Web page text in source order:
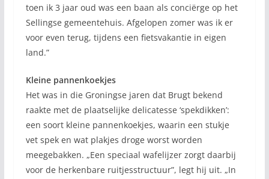
toen ik 3 jaar oud was een baan als conciërge op het
Sellingse gemeentehuis. Afgelopen zomer was ik er
voor even terug, tijdens een fietsvakantie in eigen
land.”
Kleine pannenkoekjes
Het was in die Groningse jaren dat Brugt bekend
raakte met de plaatselijke delicatesse ‘spekdikken’:
een soort kleine pannenkoekjes, waarin een stukje
vet spek en wat plakjes droge worst worden
meegebakken. „Een speciaal wafelijzer zorgt daarbij
voor de herkenbare ruitjesstructuur”, legt hij uit. „In